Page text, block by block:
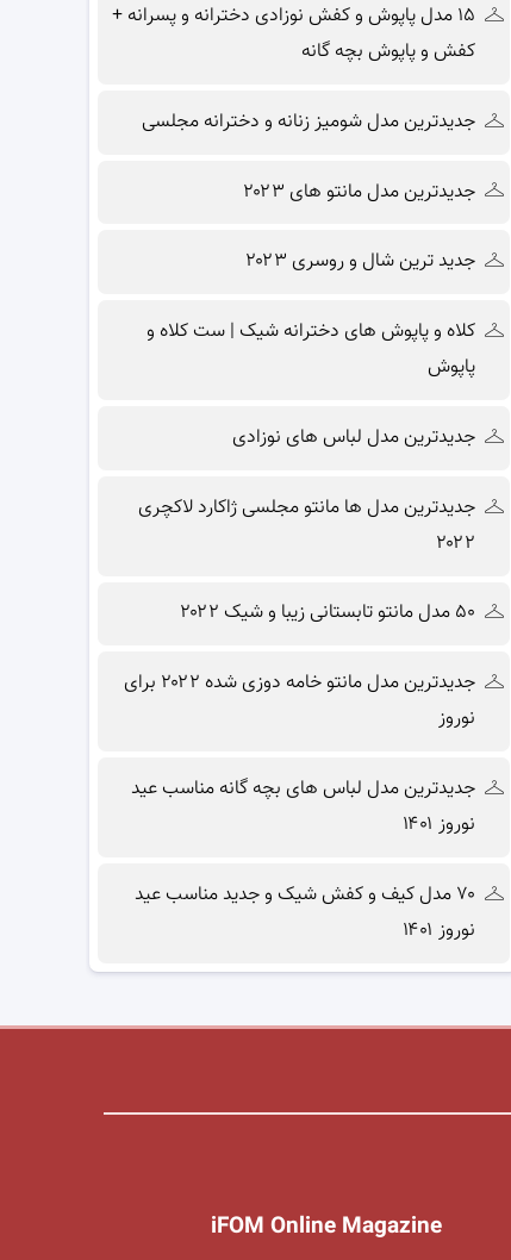
۱۵ مدل پاپوش و کفش نوزادی دخترانه و پسرانه +
کفش و پاپوش بچه گانه
جدیدترین مدل شومیز زنانه و دخترانه مجلسی
جدیدترین مدل مانتو های ۲۰۲۳
جدید ترین شال و روسری ۲۰۲۳
کلاه و پاپوش های دخترانه شیک | ست کلاه و
پاپوش
جدیدترین مدل لباس های نوزادی
جدیدترین مدل ها مانتو مجلسی ژاکارد لاکچری
۲۰۲۲
۵۰ مدل مانتو تابستانی زیبا و شیک ۲۰۲۲
جدیدترین مدل مانتو خامه دوزی شده ۲۰۲۲ برای
نوروز
جدیدترین مدل لباس های بچه گانه مناسب عید
نوروز ۱۴۰۱
۷۰ مدل کیف و کفش شیک و جدید مناسب عید
نوروز ۱۴۰۱
iFOM Online Magazine